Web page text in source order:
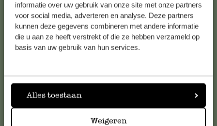
informatie over uw gebruik van onze site met onze partners
voor social media, adverteren en analyse. Deze partners
kunnen deze gegevens combineren met andere informatie
die u aan ze heeft verstrekt of die ze hebben verzameld op
basis van uw gebruik van hun services.
Alles toestaan
Weigeren
Falls Sie Fragen haben oder Tipps und Hilfe brauchen, wenden
Sie sich bitte an unseren Kundenservice. Oder lesen Sie hier
die Antworten auf häufig gestellte Fragen